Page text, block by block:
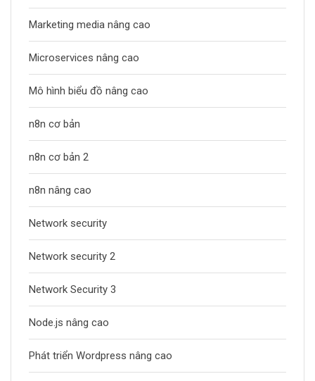
Marketing media nâng cao
Microservices nâng cao
Mô hình biểu đồ nâng cao
n8n cơ bản
n8n cơ bản 2
n8n nâng cao
Network security
Network security 2
Network Security 3
Node.js nâng cao
Phát triển Wordpress nâng cao